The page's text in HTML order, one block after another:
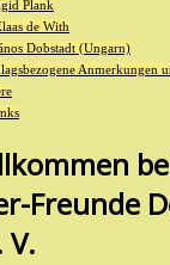
Plank
de With
Dobstadt (Ungarn)
Anmerkungen
Freunde
V.